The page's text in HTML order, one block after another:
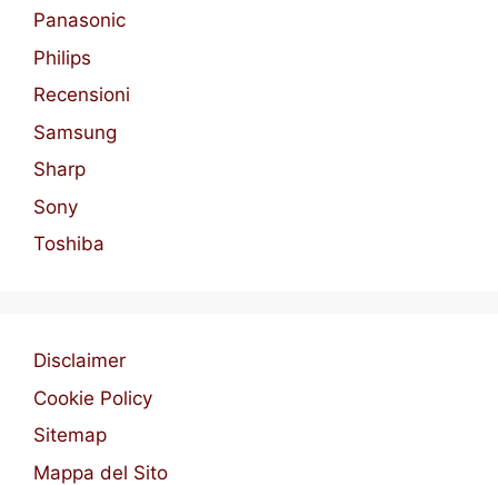
Panasonic
Philips
Recensioni
Samsung
Sharp
Sony
Toshiba
Disclaimer
Cookie Policy
Sitemap
Mappa del Sito